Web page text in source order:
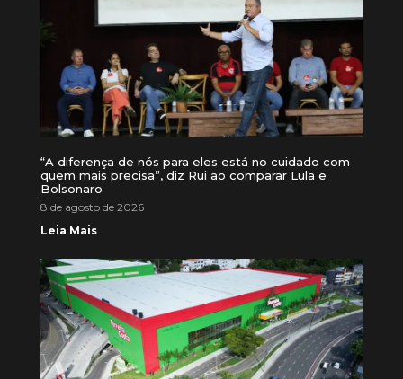
“A diferença de nós para eles está no cuidado com
quem mais precisa”, diz Rui ao comparar Lula e
Bolsonaro
8 de agosto de 2026
Leia Mais